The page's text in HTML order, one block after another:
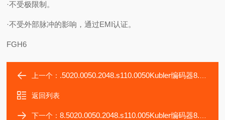
·不受极限制。
·不受外部脉冲的影响，通过EMI认证。
FGH6
上一个： .5020.0050.2048.s110.0050Kubler编码器8.F3663.1113.C222
返回列表
下一个：8.5020.0050.2048.s110.005Kubler编码器8.F5863.4124.G323